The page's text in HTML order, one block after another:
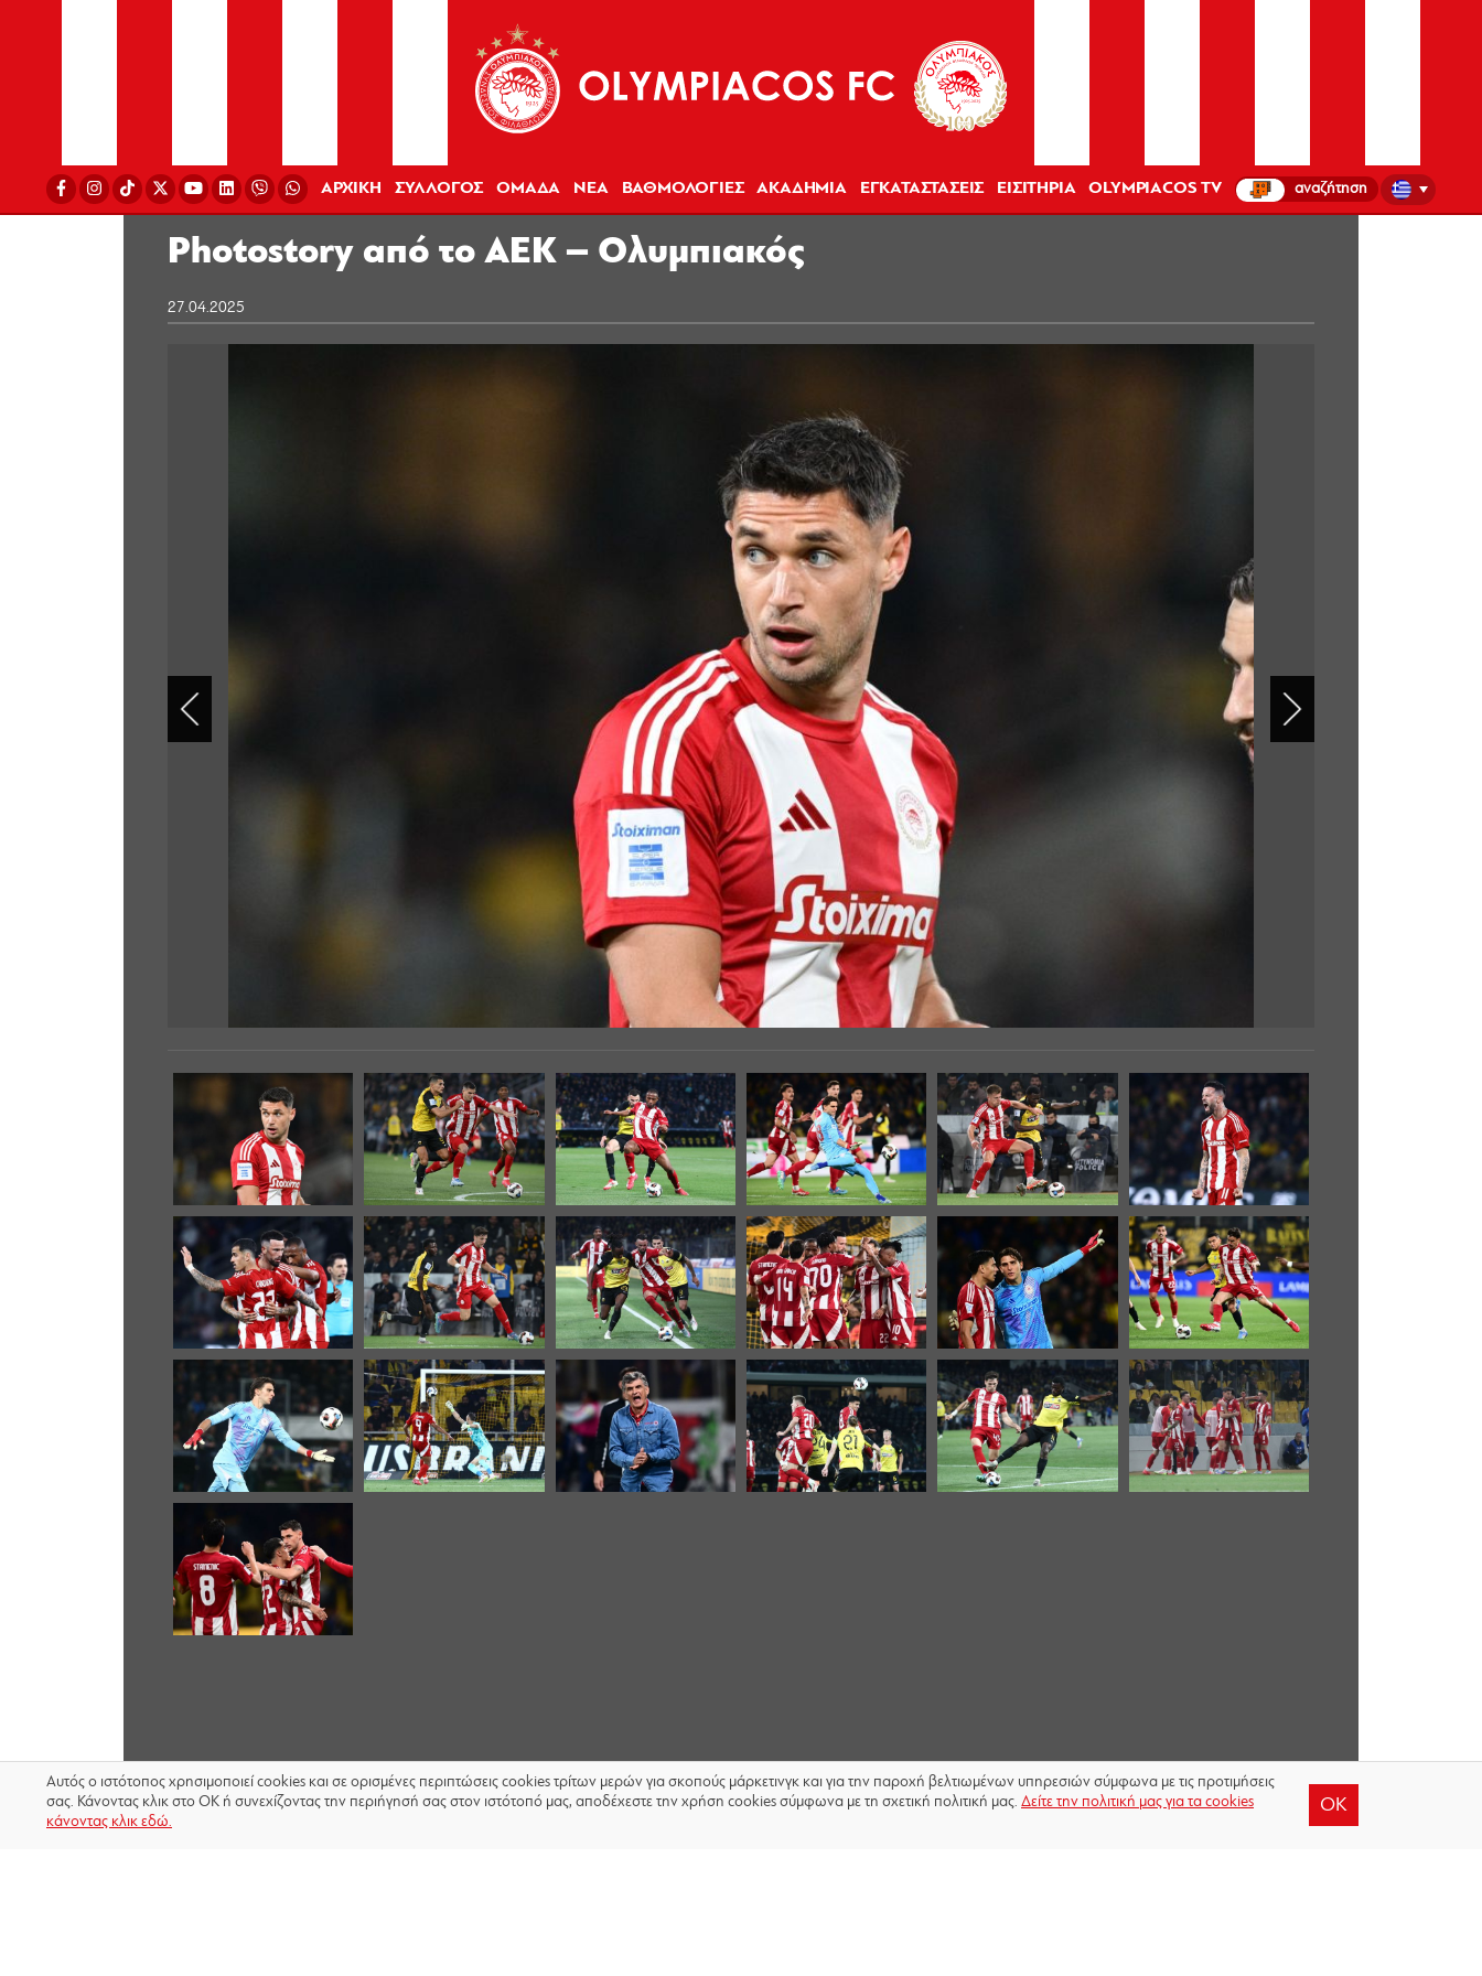
ΑΡΧΙΚΗ ΣΥΛΛΟΓΟΣ ΟΜΑΔΑ ΝΕΑ ΒΑΘΜΟΛΟΓΙΕΣ ΑΚΑΔΗΜΙΑ ΕΓΚΑΤΑΣΤΑΣΕΙΣ ΕΙΣΙΤΗΡΙΑ OLYMPIACOS TV
Photostory από το ΑΕΚ – Ολυμπιακός
27.04.2025
Αυτός ο ιστότοπος χρησιμοποιεί cookies και σε ορισμένες περιπτώσεις cookies τρίτων μερών για σκοπούς μάρκετινγκ και για την παροχή βελτιωμένων υπηρεσιών σύμφωνα με τις προτιμήσεις
σας. Κάνοντας κλικ στο OK ή συνεχίζοντας την περιήγησή σας στον ιστότοπό μας, αποδέχεστε την χρήση cookies σύμφωνα με τη σχετική πολιτική μας. Δείτε την πολιτική μας για τα cookies
κάνοντας κλικ εδώ.
OK